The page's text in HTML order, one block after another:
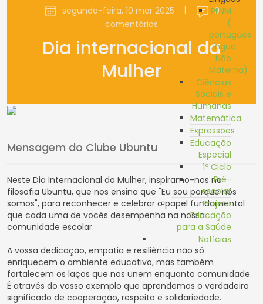
PLNM
(
português
Língua
Não
Materna)
Ciências
Sociais e
Humanas
Matemática
Expressões
Educação
Especial
1º Ciclo
Pré-
escolar
Projeto
Educação
para a Saúde
Notícias
segunda-feira, 10 mar 2025 |
0
comentários
Dia internacional da
Mulher
Mensagem do Clube Ubuntu
Neste Dia Internacional da Mulher, inspiramo-nos na
filosofia Ubuntu, que nos ensina que "Eu sou porque nós
somos", para reconhecer e celebrar o papel fundamental
que cada uma de vocês desempenha na nossa
comunidade escolar.
A vossa dedicação, empatia e resiliência não só
enriquecem o ambiente educativo, mas também
fortalecem os laços que nos unem enquanto comunidade.
É através do vosso exemplo que aprendemos o verdadeiro
significado de cooperação, respeito e solidariedade.